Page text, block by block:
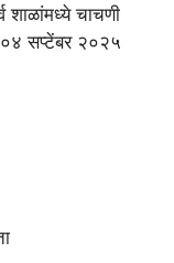
शाळांमध्ये चाचणी
०४ सप्टेंबर २०२५